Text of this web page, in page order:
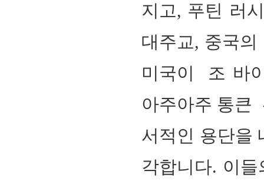
지고, 푸틴 러
대주교, 중국
미국이 조 바
아주아주 통큰
서적인 용단을
각합니다. 이